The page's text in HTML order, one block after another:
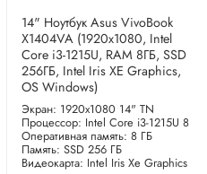
14" Ноутбук Asus VivoBook
X1404VA (1920x1080, Intel
Core i3-1215U, RAM 8ГБ, SSD
256ГБ, Intel Iris XE Graphics,
OS Windows)
Экран: 1920x1080 14" TN
Процессор: Intel Core i3-1215U 8
Оперативная память: 8 ГБ
Память: SSD 256 ГБ
Видеокарта: Intel Iris Xe Graphics